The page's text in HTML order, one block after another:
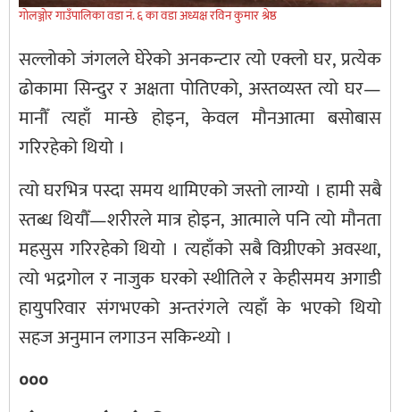
गाेलञ्जाेर गाउँपालिका वडा नं. ६ का वडा अध्यक्ष रविन कुमार श्रेष्ठ
सल्लोको जंगलले घेरेको अनकन्टार त्यो एक्लो घर, प्रत्येक
ढोकामा सिन्दुर र अक्षता पोतिएको, अस्तव्यस्त त्यो घर—
मानौँ त्यहाँ मान्छे होइन, केवल मौनआत्मा बसोबास
गरिरहेको थियो ।
त्यो घरभित्र पस्दा समय थामिएको जस्तो लाग्यो । हामी सबै
स्तब्ध थियौँ—शरीरले मात्र होइन, आत्माले पनि त्यो मौनता
महसुस गरिरहेको थियो । त्यहाँको सबै विग्रीएको अवस्था,
त्यो भद्रगोल र नाजुक घरको स्थीतिले र केहीसमय अगाडी
हायुपरिवार संगभएको अन्तरंगले त्यहाँ के भएको थियो
सहज अनुमान लगाउन सकिन्थ्यो ।
०००